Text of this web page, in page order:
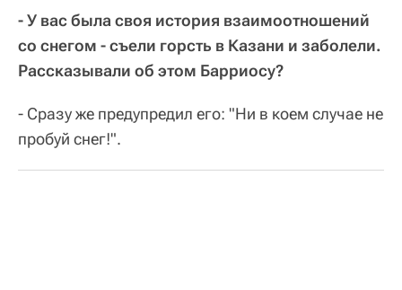
- У вас была своя история взаимоотношений
со снегом - съели горсть в Казани и заболели.
Рассказывали об этом Барриосу?
- Сразу же предупредил его: "Ни в коем случае не
пробуй снег!".